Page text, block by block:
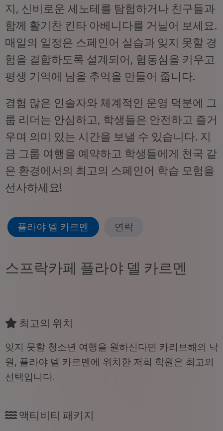
지, 신비로운 세노테를 탐험하거나 친구들과
함께 활기찬 킨타 아베니다를 거닐어 보세요.
매일의 일정은 스페인어 실습과 잊지 못할 경
험을 결합하도록 설계되어, 협동심을 키우고
평생 기억에 남을 추억을 만들어 줍니다.
경험 많은 인솔자와 체계적인 운영 덕분에 그
룹 리더는 안심하고, 학생들은 안전하고 즐거
우며 의미 있는 시간을 보낼 수 있습니다. 지
금 그룹 여행을 예약하고 학생들에게 천국 같
은 환경에서의 최고의 스페인어 학습 모험을
선사하세요!
플라야 델 카르멘 연락
스프락카페 플라야 델 카르멘
최고의 위치
잊지 못할 청소년 여행을 원하신다면 카리브해의 낙
원, 플라야 델 카르멘에 위치한 저희 학원은 최고의
선택입니다.
액티비티 패키지